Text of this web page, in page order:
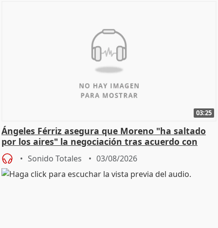
03:25
Ángeles Férriz asegura que Moreno "ha saltado
por los aires" la negociación tras acuerdo con
SMA
Sonido Totales 03/08/2026